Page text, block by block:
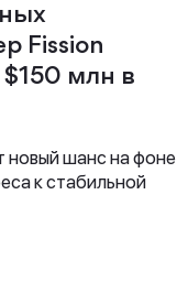
Fission
млн в
новый шанс на фоне
к стабильной